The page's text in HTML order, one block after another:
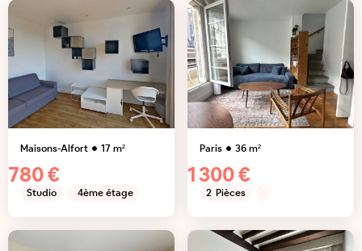
Maisons-Alfort 17m²
780 €
Studio 4ème étage
Paris 36m²
1 300 €
2 Pièces